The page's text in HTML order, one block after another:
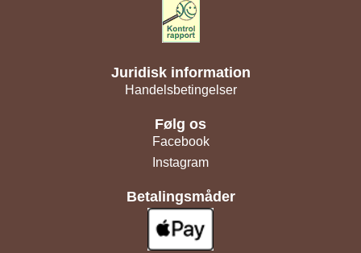
Juridisk information
Handelsbetingelser
Følg os
Facebook
Instagram
Betalingsmåder